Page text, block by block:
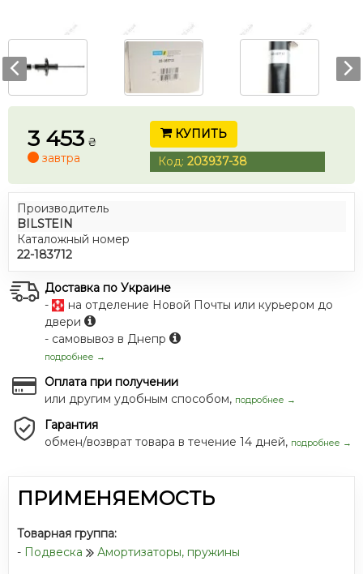
3 453 ₴
завтра
КУПИТЬ
Код: 203937-38
Производитель
BILSTEIN
Каталожный номер
22-183712
Доставка по Украине
-
на отделение Новой Почты или курьером до
двери
- самовывоз в Днепр
подробнее →
Оплата при получении
или другим удобным способом, подробнее →
Гарантия
обмен/возврат товара в течение 14 дней, подробнее →
ПРИМЕНЯЕМОСТЬ
Товарная группа:
- Подвеска Амортизаторы, пружины